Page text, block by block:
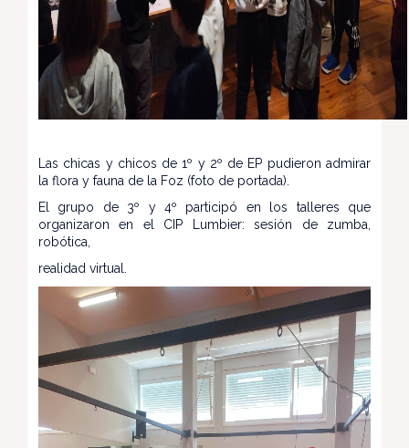
Las chicas y chicos de 1º y 2º de EP pudieron admirar
la flora y fauna de la Foz (foto de portada).
El grupo de 3º y 4º participó en los talleres que
organizaron en el CIP Lumbier: sesión de zumba,
robótica,
realidad virtual.